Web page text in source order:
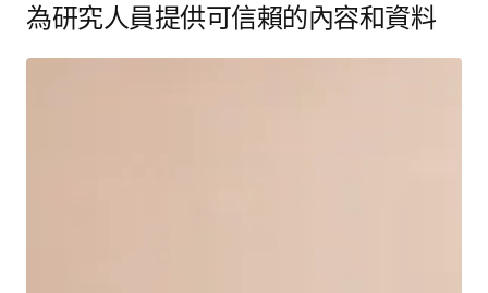
為研究人員提供可信賴的內容和資料